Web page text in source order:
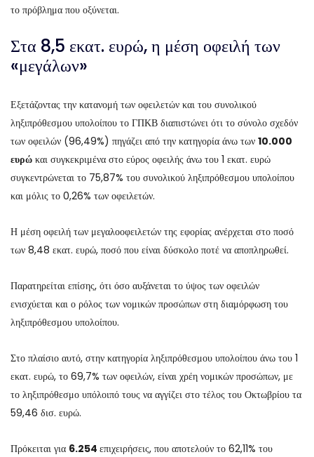
το πρόβλημα που οξύνεται.
Στα 8,5 εκατ. ευρώ, η μέση οφειλή των
«μεγάλων»
Εξετάζοντας την κατανομή των οφειλετών και του συνολικού
ληξιπρόθεσμου υπολοίπου το ΓΠΚΒ διαπιστώνει ότι το σύνολο σχεδόν
των οφειλών (96,49%) πηγάζει από την κατηγορία άνω των 10.000
ευρώ και συγκεκριμένα στο εύρος οφειλής άνω του 1 εκατ. ευρώ
συγκεντρώνεται το 75,87% του συνολικού ληξιπρόθεσμου υπολοίπου
και μόλις το 0,26% των οφειλετών.
Η μέση οφειλή των μεγαλοοφειλετών της εφορίας ανέρχεται στο ποσό
των 8,48 εκατ. ευρώ, ποσό που είναι δύσκολο ποτέ να αποπληρωθεί.
Παρατηρείται επίσης, ότι όσο αυξάνεται το ύψος των οφειλών
ενισχύεται και ο ρόλος των νομικών προσώπων στη διαμόρφωση του
ληξιπρόθεσμου υπολοίπου.
Στο πλαίσιο αυτό, στην κατηγορία ληξιπρόθεσμου υπολοίπου άνω του 1
εκατ. ευρώ, το 69,7% των οφειλών, είναι χρέη νομικών προσώπων, με
το ληξιπρόθεσμο υπόλοιπό τους να αγγίζει στο τέλος του Οκτωβρίου τα
59,46 δισ. ευρώ.
Πρόκειται για 6.254 επιχειρήσεις, που αποτελούν το 62,11% του